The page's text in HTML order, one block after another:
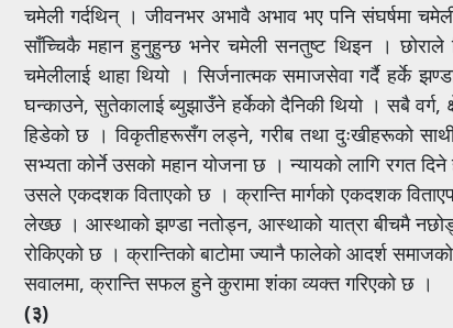
चमेली गर्दथिन् । जीवनभर अभावै अभाव भए पनि संघर्षमा
साँच्चिकै महान हुनुहुन्छ भनेर चमेली सनतुष्ट थिइन । छोराले
चमेलीलाई थाहा थियो । सिर्जनात्मक समाजसेवा गर्दै हर्के
घन्काउने, सुतेकालाई ब्युझाउँने हर्केको दैनिकी थियो । सबै वर्ग,
हिडेको छ । विकृतीहरूसँग लड्ने, गरीब तथा दुःखीहरूको साथी
सभ्यता कोर्ने उसको महान योजना छ । न्यायको लागि रगत
उसले एकदशक विताएको छ । क्रान्ति मार्गको एकदशक
लेख्छ । आस्थाको झण्डा नतोड्न, आस्थाको यात्रा बीचमै
रोकिएको छ । क्रान्तिको बाटोमा ज्यानै फालेको आदर्श
सवालमा, क्रान्ति सफल हुने कुरामा शंका व्यक्त गरिएको छ ।
(३)